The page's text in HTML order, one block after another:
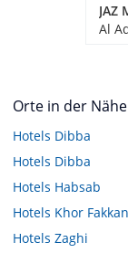
Orte in der Nähe
Hotels Dibba
Hotels Dibba
Hotels Habsab
Hotels Khor Fakkan
Hotels Zaghi